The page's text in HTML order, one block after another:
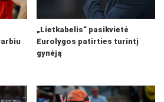
„Lietkabelis“ pasikvietė
Eurolygos patirties turintį
gynėją